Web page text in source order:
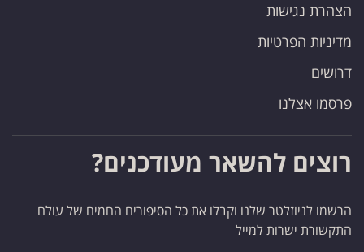
הצהרת נגישות
מדיניות הפרטיות
דרושים
פרסמו אצלנו
רוצים להשאר מעודכנים?
הרשמו לניוזלטר שלנו וקבלו את כל הסיפורים החמים של עולם
התקשורת ישרות למייל